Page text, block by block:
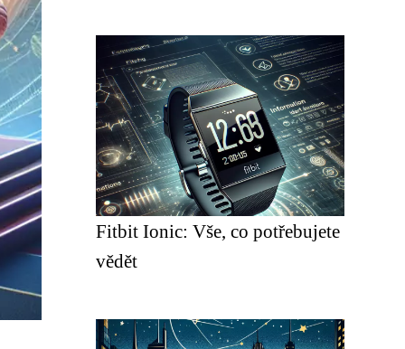
Fitbit Ionic: Vše, co potřebujete
vědět